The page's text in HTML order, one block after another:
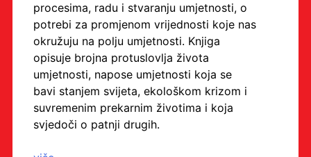
procesima, radu i stvaranju umjetnosti, o
potrebi za promjenom vrijednosti koje nas
okružuju na polju umjetnosti. Knjiga
opisuje brojna protuslovlja života
umjetnosti, napose umjetnosti koja se
bavi stanjem svijeta, ekološkom krizom i
suvremenim prekarnim životima i koja
svjedoči o patnji drugih.